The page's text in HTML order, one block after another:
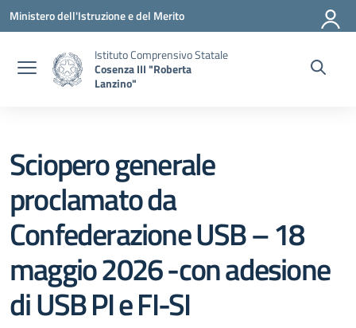
Vai ai contenuti
Vai al menu di navigazione
Vai al footer
Ministero dell'Istruzione e del Merito
Istituto Comprensivo Statale
Cosenza III "Roberta
Lanzino"
Sciopero generale
proclamato da
Confederazione USB – 18
maggio 2026 -con adesione
di USB PI e FI-SI